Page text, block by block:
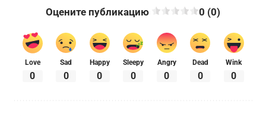
Оцените публикацию 0 (0)
Love
0
Sad
0
Happy
0
Sleepy
0
Angry
0
Dead
0
Wink
0